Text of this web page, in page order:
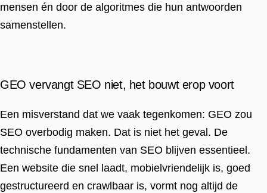
mensen én door de algoritmes die hun antwoorden
samenstellen.
GEO vervangt SEO niet, het bouwt erop voort
Een misverstand dat we vaak tegenkomen: GEO zou
SEO overbodig maken. Dat is niet het geval. De
technische fundamenten van SEO blijven essentieel.
Een website die snel laadt, mobielvriendelijk is, goed
gestructureerd en crawlbaar is, vormt nog altijd de